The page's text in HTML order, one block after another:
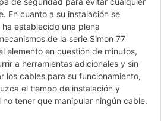
En cuanto a su instalación se
establecido una plena
de la serie Simon 77
elemento en cuestión de minutos,
a herramientas adicionales y sin
los cables para su funcionamiento,
el tiempo de instalación y
tener que manipular ningún cable.